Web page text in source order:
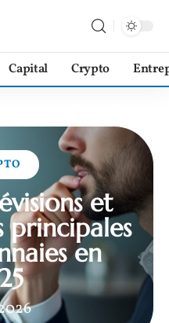
Capital Crypto
et
principales
en